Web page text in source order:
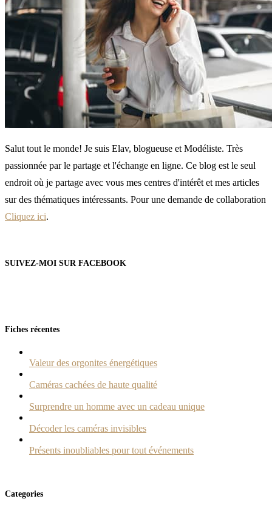
Salut tout le monde! Je suis Elav, blogueuse et Modéliste. Très
passionnée par le partage et l'échange en ligne. Ce blog est le seul
endroit où je partage avec vous mes centres d'intérêt et mes articles
sur des thématiques intéressants. Pour une demande de collaboration
Cliquez ici.
SUIVEZ-MOI SUR FACEBOOK
Fiches récentes
Valeur des orgonites énergétiques
Caméras cachées de haute qualité
Surprendre un homme avec un cadeau unique
Décoder les caméras invisibles
Présents inoubliables pour tout événements
Categories